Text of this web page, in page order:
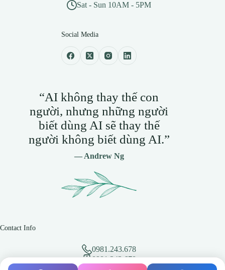
Sat - Sun 10AM - 5PM
Social Media
“AI không thay thế con
người, nhưng những người
biết dùng AI sẽ thay thế
người không biết dùng AI.”
— Andrew Ng
Contact Info
0981.243.678
0981.243.678